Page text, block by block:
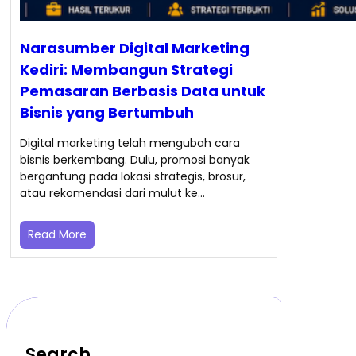
Narasumber Digital Marketing
Kediri: Membangun Strategi
Pemasaran Berbasis Data untuk
Bisnis yang Bertumbuh
Digital marketing telah mengubah cara
bisnis berkembang. Dulu, promosi banyak
bergantung pada lokasi strategis, brosur,
atau rekomendasi dari mulut ke…
Read More